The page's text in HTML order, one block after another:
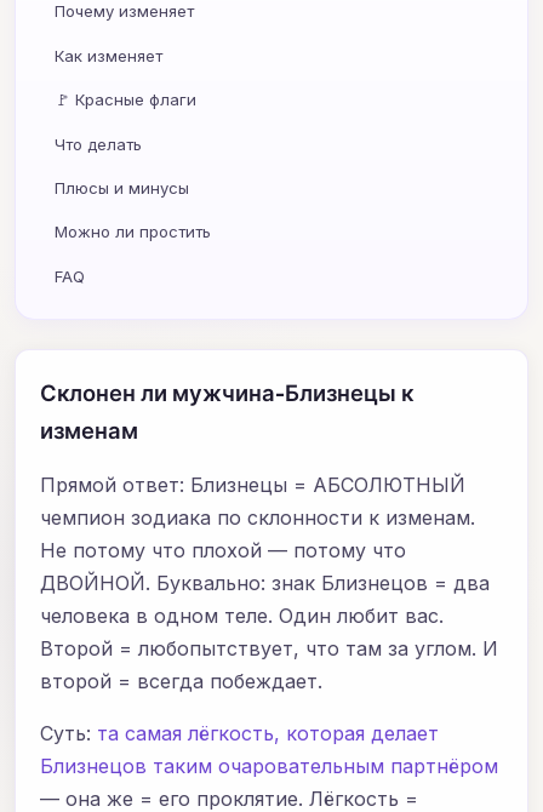
Склонен ли мужчина-Близнецы к
изменам
Прямой ответ: Близнецы = АБСОЛЮТНЫЙ
чемпион зодиака по склонности к изменам.
Не потому что плохой — потому что
ДВОЙНОЙ. Буквально: знак Близнецов = два
человека в одном теле. Один любит вас.
Второй = любопытствует, что там за углом. И
второй = всегда побеждает.
Суть: та самая лёгкость, которая делает
Близнецов таким очаровательным партнёром
— она же = его проклятие. Лёгкость =
Почему изменяет
Как изменяет
🚩 Красные флаги
Что делать
Плюсы и минусы
Можно ли простить
FAQ